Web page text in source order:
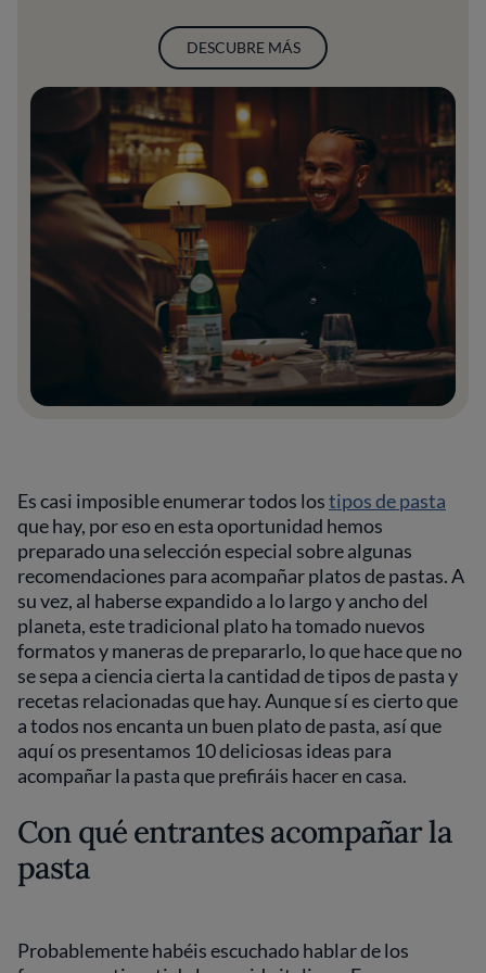
DESCUBRE MÁS
Es casi imposible enumerar todos lostipos de pasta
que hay, por eso en esta oportunidad hemos
preparado una selección especial sobre algunas
recomendaciones para acompañar platos de pastas. A
su vez, al haberse expandido a lo largo y ancho del
planeta, este tradicional plato ha tomado nuevos
formatos y maneras de prepararlo, lo que hace que no
se sepa a ciencia cierta la cantidad de tipos de pasta y
recetas relacionadas que hay. Aunque sí es cierto que
a todos nos encanta un buen plato de pasta, así que
aquí os presentamos 10 deliciosas ideas para
acompañar la pasta que prefiráis hacer en casa.
Con qué entrantes acompañar la
pasta
Probablemente habéis escuchado hablar de los